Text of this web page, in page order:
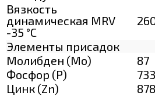
Вязкость
динамическая MRV
-35 °С
Элементы присадок
Молибден (Мо)
87
Фосфор (Р)
733
Цинк (Zn)
878